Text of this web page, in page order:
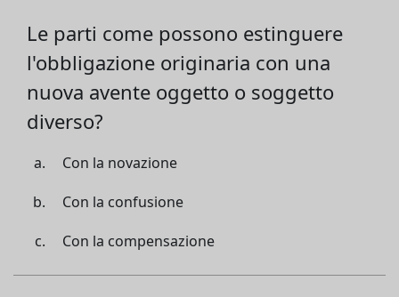
Le parti come possono estinguere
l'obbligazione originaria con una
nuova avente oggetto o soggetto
diverso?
Con la novazione
Con la confusione
Con la compensazione